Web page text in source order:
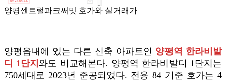
양평센트럴파크써밋 호가와 실거래가
양평읍내에 있는 다른 신축 아파트인 양평역 한라비발
디 1단지 와도 비교해본다. 양평역 한라비발디 1단지는
750세대로 2023년 준공되었다. 전용 84 기준 호가는 4